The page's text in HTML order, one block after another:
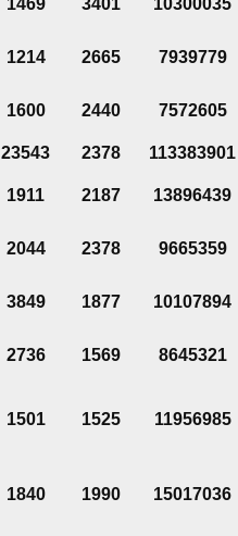
1214 2665 7939779
1600 2440 7572605
23543 2378
113383901
1911 2187 13896439
2044 2378 9665359
3849 1877 10107894
2736 1569 8645321
1501 1525 11956985
1840 1990 15017036